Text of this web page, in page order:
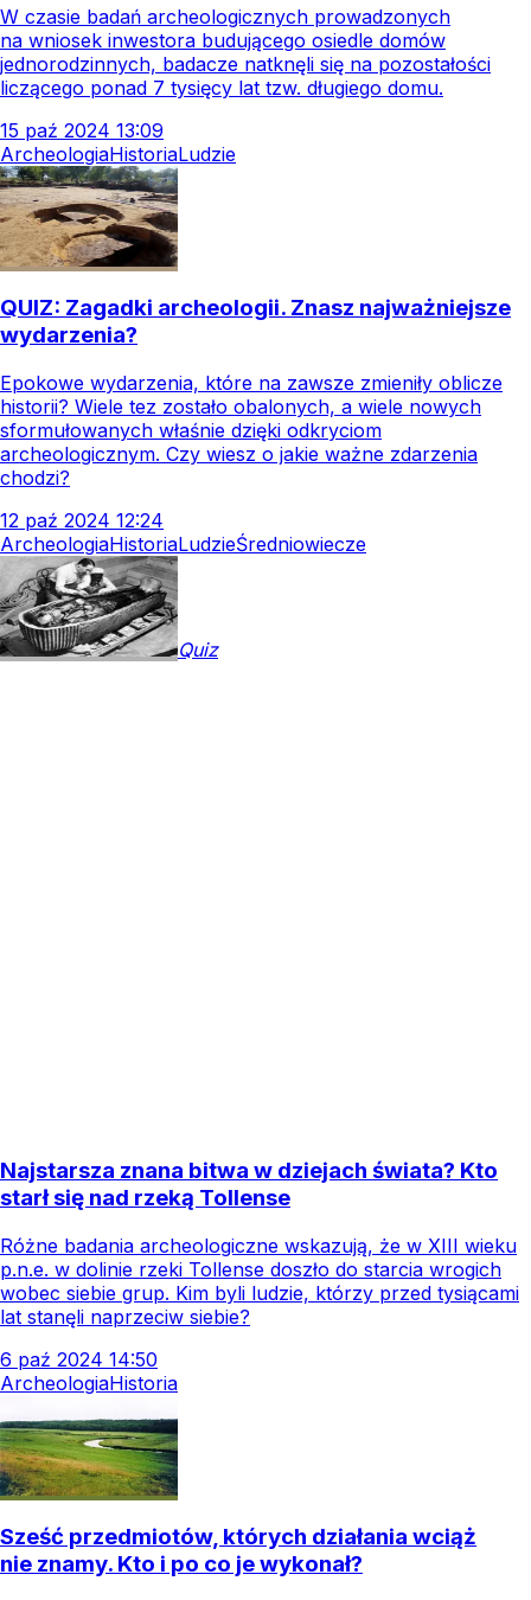
W czasie badań archeologicznych prowadzonych
na wniosek inwestora budującego osiedle domów
jednorodzinnych, badacze natknęli się na pozostałości
liczącego ponad 7 tysięcy lat tzw. długiego domu.
15 paź 2024 13:09
ArcheologiaHistoriaLudzie
QUIZ: Zagadki archeologii. Znasz najważniejsze
wydarzenia?
Epokowe wydarzenia, które na zawsze zmieniły oblicze
historii? Wiele tez zostało obalonych, a wiele nowych
sformułowanych właśnie dzięki odkryciom
archeologicznym. Czy wiesz o jakie ważne zdarzenia
chodzi?
12 paź 2024 12:24
ArcheologiaHistoriaLudzieŚredniowiecze
Quiz
Najstarsza znana bitwa w dziejach świata? Kto
starł się nad rzeką Tollense
Różne badania archeologiczne wskazują, że w XIII wieku
p.n.e. w dolinie rzeki Tollense doszło do starcia wrogich
wobec siebie grup. Kim byli ludzie, którzy przed tysiącami
lat stanęli naprzeciw siebie?
6 paź 2024 14:50
ArcheologiaHistoria
Sześć przedmiotów, których działania wciąż
nie znamy. Kto i po co je wykonał?